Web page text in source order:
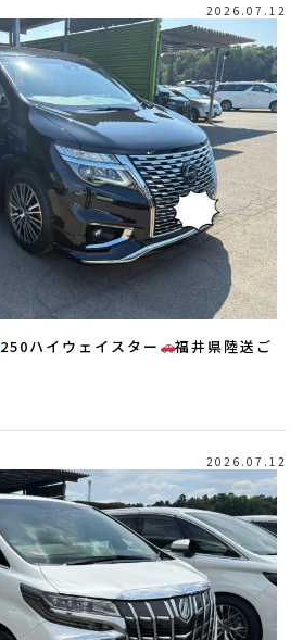
2026.07.12
250ハイウェイスター
福井県陸送ご
2026.07.12